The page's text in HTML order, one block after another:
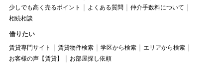
少しでも高く売るポイント
よくある質問
仲介手数料について
相続相談
借りたい
賃貸専門サイト 賃貸物件検索 学区から検索
エリアから検索
お客様の声【賃貸】
お部屋探し依頼